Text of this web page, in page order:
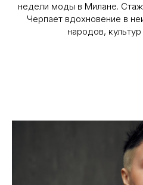
недели моды в Милане.
Черпает вдохновение в
народов,